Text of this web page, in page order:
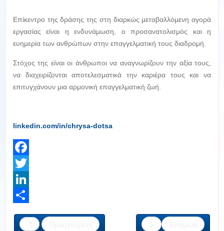
Επίκεντρο της δράσης της στη διαρκώς μεταβαλλόμενη αγορά
εργασίας είναι η ενδυνάμωση, ο προσανατολισμός και η
ευημερία των ανθρώπων στην επαγγελματική τους διαδρομή.
Στόχος της είναι οι άνθρωποι να αναγνωρίζουν την αξία τους,
να διαχειρίζονται αποτελεσματικά την καριέρα τους και να
επιτυγχάνουν μια αρμονική επαγγελματική ζωή.
linkedin.com/in/chrysa-dotsa
Facebook
Twitter
LinkedIn
Προηγούμενο
Επόμενο